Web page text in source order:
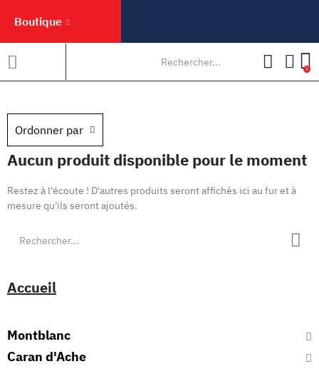
Boutique
0
Ordonner par
Aucun produit disponible pour le moment
Restez à l'écoute ! D'autres produits seront affichés ici au fur et à
mesure qu'ils seront ajoutés.
Accueil
Montblanc
Caran d'Ache